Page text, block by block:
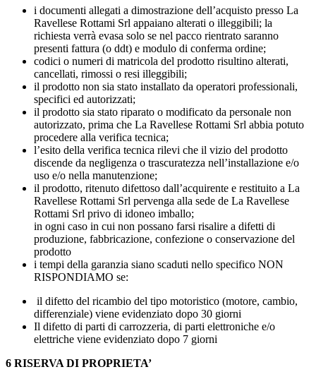
i documenti allegati a dimostrazione dell’acquisto presso La
Ravellese Rottami Srl appaiano alterati o illeggibili; la
richiesta verrà evasa solo se nel pacco rientrato saranno
presenti fattura (o ddt) e modulo di conferma ordine;
codici o numeri di matricola del prodotto risultino alterati,
cancellati, rimossi o resi illeggibili;
il prodotto non sia stato installato da operatori professionali,
specifici ed autorizzati;
il prodotto sia stato riparato o modificato da personale non
autorizzato, prima che La Ravellese Rottami Srl abbia potuto
procedere alla verifica tecnica;
l’esito della verifica tecnica rilevi che il vizio del prodotto
discende da negligenza o trascuratezza nell’installazione e/o
uso e/o nella manutenzione;
il prodotto, ritenuto difettoso dall’acquirente e restituito a La
Ravellese Rottami Srl pervenga alla sede de La Ravellese
Rottami Srl privo di idoneo imballo;
in ogni caso in cui non possano farsi risalire a difetti di
produzione, fabbricazione, confezione o conservazione del
prodotto
i tempi della garanzia siano scaduti nello specifico NON
RISPONDIAMO se:
il difetto del ricambio del tipo motoristico (motore, cambio,
differenziale) viene evidenziato dopo 30 giorni
Il difetto di parti di carrozzeria, di parti elettroniche e/o
elettriche viene evidenziato dopo 7 giorni
6 RISERVA DI PROPRIETA’